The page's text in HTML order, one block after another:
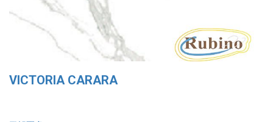
VICTORIA CARARA